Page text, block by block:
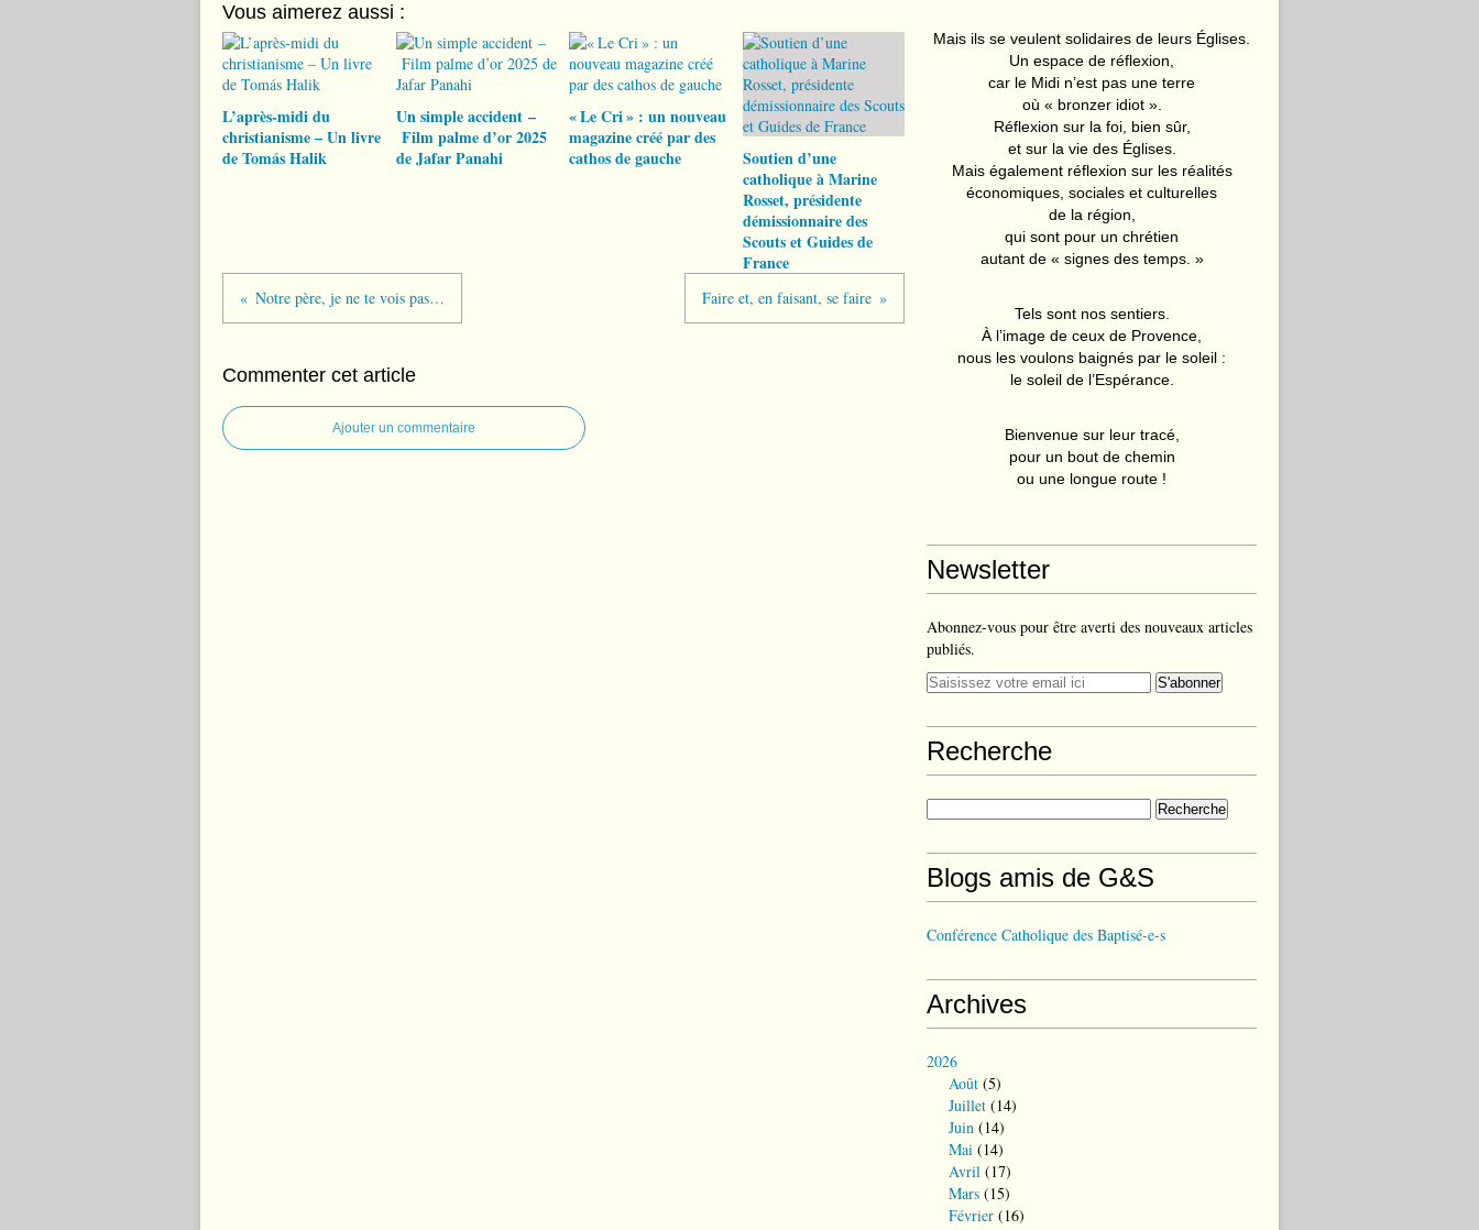
Vous aimerez aussi :
L’après-midi du
christianisme – Un livre
de Tomás Halik
Un simple accident –
Film palme d’or 2025
de Jafar Panahi
« Le Cri » : un nouveau
magazine créé par des
cathos de gauche
Soutien d’une
catholique à Marine
Rosset, présidente
démissionnaire des
Scouts et Guides de
France
Notre père, je ne te vois pas… Faire et, en faisant, se faire
Commenter cet article
Ajouter un commentaire
Mais ils se veulent solidaires de leurs Églises.
Un espace de réflexion,
car le Midi n’est pas une terre
où « bronzer idiot ».
Réflexion sur la foi, bien sûr,
et sur la vie des Églises.
Mais également réflexion sur les réalités
économiques, sociales et culturelles
de la région,
qui sont pour un chrétien
autant de « signes des temps. »
Tels sont nos sentiers.
À l’image de ceux de Provence,
nous les voulons baignés par le soleil :
le soleil de l’Espérance.
Bienvenue sur leur tracé,
pour un bout de chemin
ou une longue route !
Newsletter
Abonnez-vous pour être averti des nouveaux articles
publiés.
Recherche
Blogs amis de G&S
Conférence Catholique des Baptisé-e-s
Archives
2026
Août (5)
Juillet (14)
Juin (14)
Mai (14)
Avril (17)
Mars (15)
Février (16)